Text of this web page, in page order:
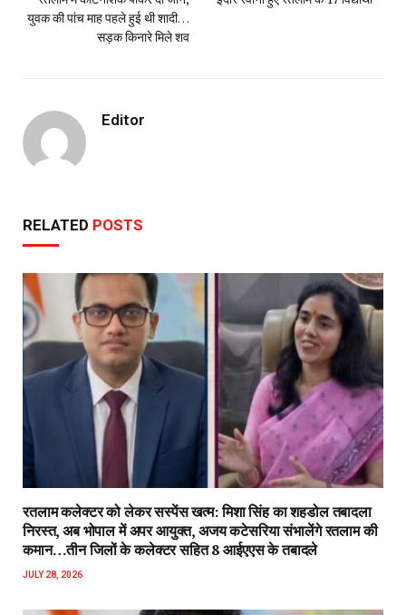
युवक की पांच माह पहले हुई थी शादी…
सड़क किनारे मिले शव
Editor
RELATED POSTS
रतलाम कलेक्टर को लेकर सस्पेंस खत्म: मिशा सिंह का शहडोल तबादला
निरस्त, अब भोपाल में अपर आयुक्त, अजय कटेसरिया संभालेंगे रतलाम की
कमान…तीन जिलों के कलेक्टर सहित 8 आईएएस के तबादले
JULY 28, 2026